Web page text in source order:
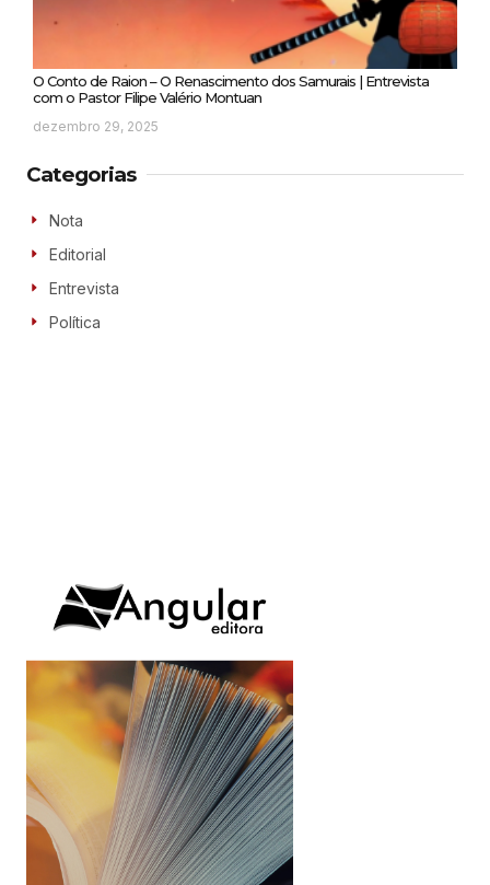
O Conto de Raion – O Renascimento dos Samurais | Entrevista
com o Pastor Filipe Valério Montuan
dezembro 29, 2025
Categorias
Nota
Editorial
Entrevista
Política